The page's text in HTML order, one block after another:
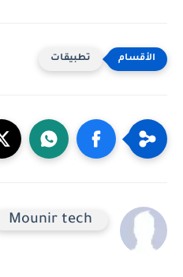
تطبيقات
Mounir tech